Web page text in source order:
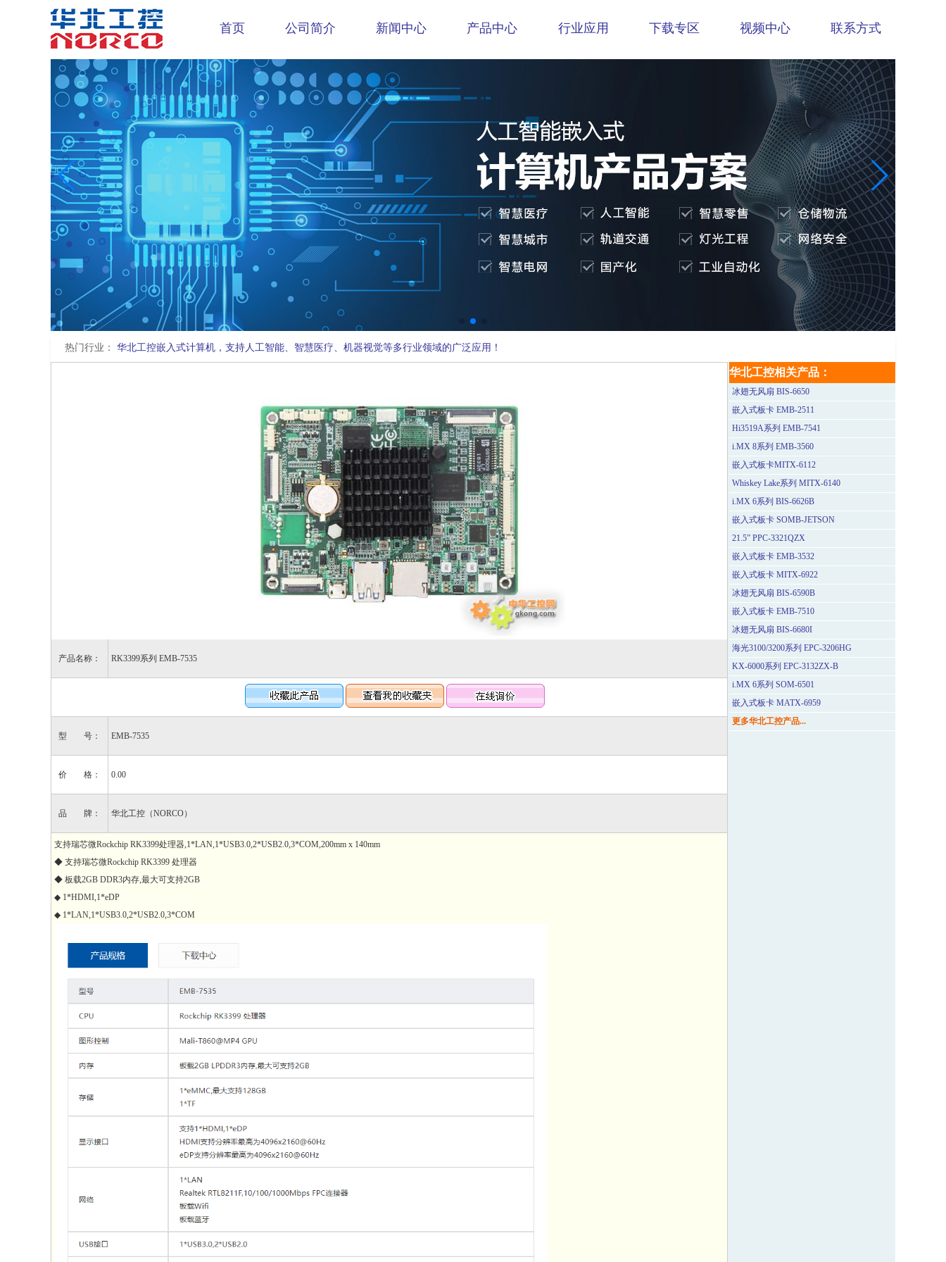
首页 公司简介 新闻中心 产品中心 行业应用 下载专区 视频中心 联系方式
热门行业： 华北工控嵌入式计算机，支持人工智能、智慧医疗、机器视觉等多行业领域的广泛应用！
产品名称： RK3399系列 EMB-7535
型 号： EMB-7535
价 格： 0.00
品 牌： 华北工控（NORCO）
支持瑞芯微Rockchip RK3399处理器,1*LAN,1*USB3.0,2*USB2.0,3*COM,200mm x 140mm
◆ 支持瑞芯微Rockchip RK3399 处理器
◆ 板载2GB DDR3内存,最大可支持2GB
◆ 1*HDMI,1*eDP
◆ 1*LAN,1*USB3.0,2*USB2.0,3*COM
华北工控相关产品：
冰翅无风扇 BIS-6650
嵌入式板卡 EMB-2511
Hi3519A系列 EMB-7541
i.MX 8系列 EMB-3560
嵌入式板卡MITX-6112
Whiskey Lake系列 MITX-6140
i.MX 6系列 BIS-6626B
嵌入式板卡 SOMB-JETSON
21.5” PPC-3321QZX
嵌入式板卡 EMB-3532
嵌入式板卡 MITX-6922
冰翅无风扇 BIS-6590B
嵌入式板卡 EMB-7510
冰翅无风扇 BIS-6680I
海光3100/3200系列 EPC-3206HG
KX-6000系列 EPC-3132ZX-B
i.MX 6系列 SOM-6501
嵌入式板卡 MATX-6959
更多华北工控产品...